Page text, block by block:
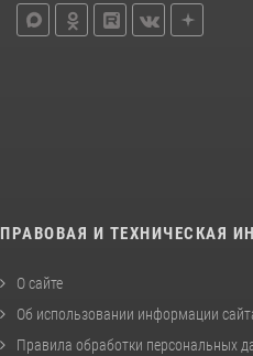
ПРАВОВАЯ И ТЕХНИЧЕСКАЯ
О сайте
Об использовании информации
Правила обработки персональных